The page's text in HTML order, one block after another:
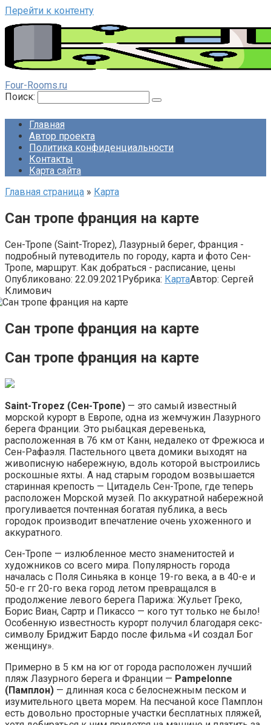
Перейти к контенту
Four-Rooms.ru
Поиск:
Главная
Автор проекта
Политика конфиденциальности
Контакты
Карта сайта
Главная страница » Карта
Сан тропе франция на карте
Сен-Тропе (Saint-Tropez), Лазурный берег, Франция -
подробный путеводитель по городу, карта и фото Сен-
Тропе, маршрут. Как добраться - расписание, цены
Опубликовано: 22.09.2021Рубрика: КартаАвтор: Сергей
Климович
Сан тропе франция на карте
Сан тропе франция на карте
Saint-Tropez (Сен-Тропе) — это самый известный
морской курорт в Европе, одна из жемчужин Лазурного
берега Франции. Это рыбацкая деревенька,
расположенная в 76 км от Канн, недалеко от Фрежюса и
Сен-Рафаэля. Пастельного цвета домики выходят на
живописную набережную, вдоль которой выстроились
роскошные яхты. А над старым городом возвышается
старинная крепость — Цитадель Сен-Тропе, где теперь
расположен Морской музей. По аккуратной набережной
прогуливается почтенная богатая публика, а весь
городок производит впечатление очень ухоженного и
аккуратного.
Сен-Тропе — излюбленное место знаменитостей и
художников со всего мира. Популярность города
началась с Поля Синьяка в конце 19-го века, а в 40-е и
50-е гг 20-го века город летом превращался в
продолжение левого берега Парижа: Жульет Греко,
Борис Виан, Сартр и Пикассо — кого тут только не было!
Особенную известность курорт получил благодаря секс-
символу Бриджит Бардо после фильма «И создал Бог
женщину».
Примерно в 5 км на юг от города расположен лучший
пляж Лазурного берега и Франции — Pampelonne
(Памплон) — длинная коса с белоснежным песком и
изумительного цвета морем. На песчаной косе Памплон
есть довольно просторные участки бесплатных пляжей,